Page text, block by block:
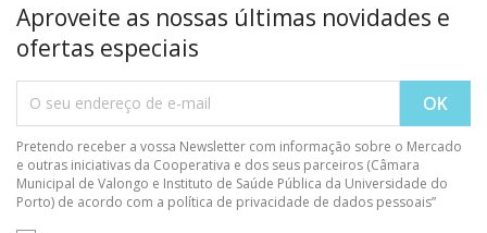
Aproveite as nossas últimas novidades e
ofertas especiais
Pretendo receber a vossa Newsletter com informação sobre o Mercado
e outras iniciativas da Cooperativa e dos seus parceiros (Câmara
Municipal de Valongo e Instituto de Saúde Pública da Universidade do
Porto) de acordo com a política de privacidade de dados pessoais”